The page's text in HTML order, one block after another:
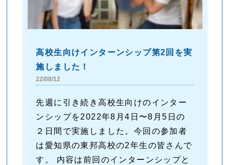
高校生向けインターンシップ第2回を実
施しました！
22/08/12
先週に引き続き高校生向けのインター
ンシップを2022年8月4日〜8月5日の
２日間で実施しました。今回の参加者
は愛知県の東邦高校の2年生の皆さんで
す。 内容は前回のインターンシップと